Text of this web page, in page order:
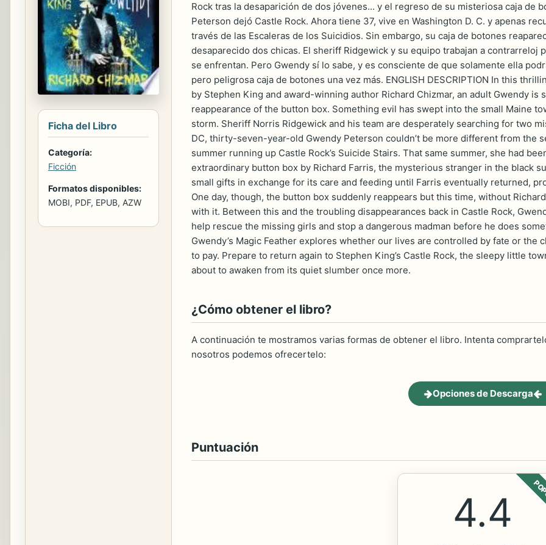
Ficha del Libro
Categoría:
Ficción
Formatos disponibles:
MOBI, PDF, EPUB, AZW
Rock tras la desaparición de dos jóvenes... y el regreso de su misteriosa caja de
Peterson dejó Castle Rock. Ahora tiene 37, vive en Washington D. C. y apenas
través de las Escaleras de los Suicidios. Sin embargo, su caja de botones
desaparecido dos chicas. El sheriff Ridgewick y su equipo trabajan a contrarreloj
se enfrentan. Pero Gwendy sí lo sabe, y es consciente de que solamente ella
pero peligrosa caja de botones una vez más. ENGLISH DESCRIPTION In this
by Stephen King and award-winning author Richard Chizmar, an adult Gwendy
reappearance of the button box. Something evil has swept into the small Maine
storm. Sheriff Norris Ridgewick and his team are desperately searching for two
DC, thirty-seven-year-old Gwendy Peterson couldn’t be more different from the
summer running up Castle Rock’s Suicide Stairs. That same summer, she had
extraordinary button box by Richard Farris, the mysterious stranger in the black
small gifts in exchange for its care and feeding until Farris eventually returned,
One day, though, the button box suddenly reappears but this time, without
with it. Between this and the troubling disappearances back in Castle Rock,
help rescue the missing girls and stop a dangerous madman before he does
Gwendy’s Magic Feather explores whether our lives are controlled by fate or the
to pay. Prepare to return again to Stephen King’s Castle Rock, the sleepy little
about to awaken from its quiet slumber once more.
¿Cómo obtener el libro?
A continuación te mostramos varias formas de obtener el libro. Intenta
nosotros podemos ofrecertelo:
Opciones de Descarga
Puntuación
4.4